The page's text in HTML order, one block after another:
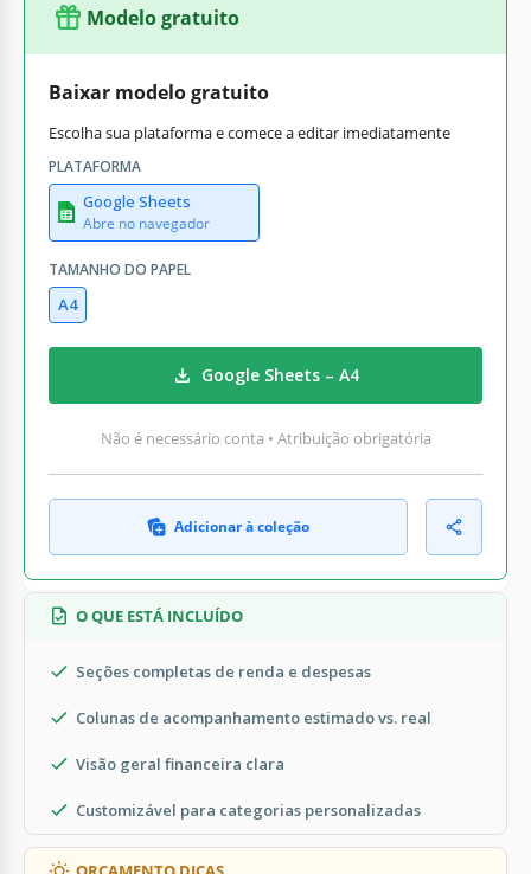
Modelo gratuito
Baixar modelo gratuito
Escolha sua plataforma e comece a editar imediatamente
PLATAFORMA
Google Sheets
Abre no navegador
TAMANHO DO PAPEL
A4
Google Sheets – A4
Não é necessário conta • Atribuição obrigatória
Adicionar à coleção
O QUE ESTÁ INCLUÍDO
Seções completas de renda e despesas
Colunas de acompanhamento estimado vs. real
Visão geral financeira clara
Customizável para categorias personalizadas